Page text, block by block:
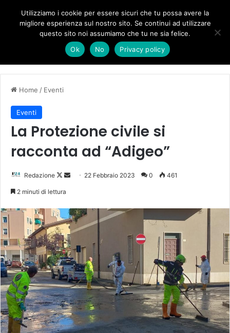
Forza Italia, il legnaghese Donà nella segreteria regionale
Home / Eventi
Eventi
La Protezione civile si
racconta ad “Adigeo”
Redazione
Follow
Invia 22 Febbraio 2023 0 461
2 minuti di lettura
Utilizziamo i cookie per essere sicuri che tu possa avere la
migliore esperienza sul nostro sito. Se continui ad utilizzare
questo sito noi assumiamo che tu ne sia felice.
Ok
No Privacy policy